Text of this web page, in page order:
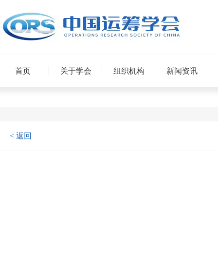
首页 关于学会 组织机构 新闻资讯
< 返回